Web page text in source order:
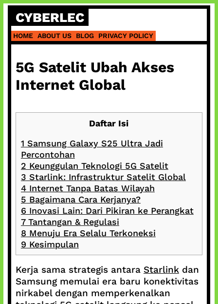
Skip
content
CYBERLEC
HOME ABOUT US BLOG PRIVACY POLICY
5G Satelit Ubah Akses
Internet Global
Daftar Isi
1 Samsung Galaxy S25 Ultra Jadi
Percontohan
2 Keunggulan Teknologi 5G Satelit
3 Starlink: Infrastruktur Satelit Global
4Internet Tanpa Batas Wilayah
5 Bagaimana Cara Kerjanya?
6 Inovasi Lain: Dari Pikiran ke Perangkat
7Tantangan & Regulasi
8 Menuju Era Selalu Terkoneksi
9 Kesimpulan
Kerja sama strategis antara Starlinkdan
Samsung memulai era baru konektivitas
nirkabel dengan memperkenalkan